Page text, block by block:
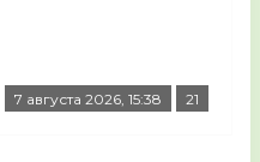
7 августа 2026, 15:38 21